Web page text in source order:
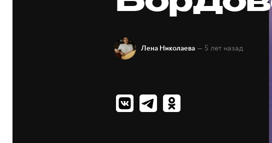
Лена Николаева — 5 лет назад